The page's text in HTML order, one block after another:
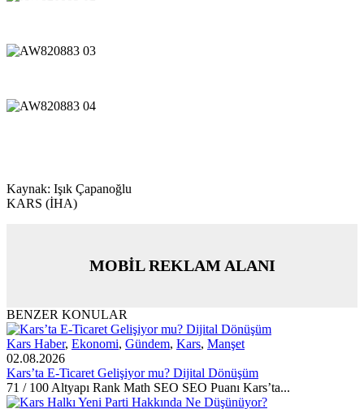
Kaynak: Işık Çapanoğlu
KARS (İHA)
MOBİL REKLAM ALANI
BENZER KONULAR
Kars Haber, Ekonomi, Gündem, Kars, Manşet
02.08.2026
Kars’ta E-Ticaret Gelişiyor mu? Dijital Dönüşüm
71 / 100 Altyapı Rank Math SEO SEO Puanı Kars’ta...